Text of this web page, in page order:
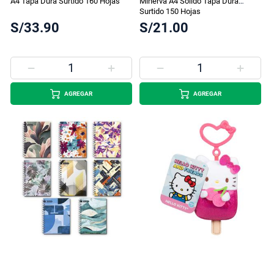
S/33.90
AGREGAR
Surtido 150 Hojas
S/21.00
AGREGAR